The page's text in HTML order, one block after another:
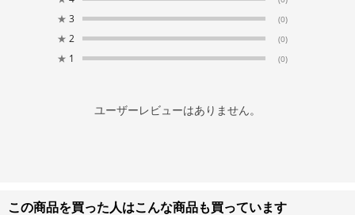
★ 3 (0)
★ 2 (0)
★ 1 (0)
ユーザーレビューはありません。
この商品を買った人はこんな商品も買っています